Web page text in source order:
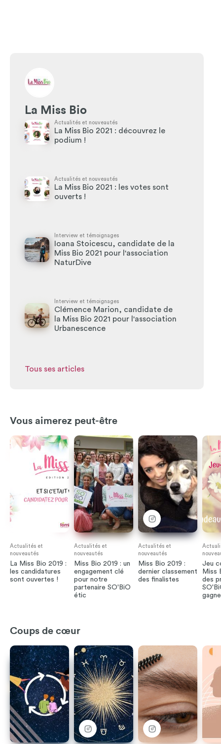
La Miss Bio
Actualités et nouveautés
La Miss Bio 2021 : découvrez le
podium !
Actualités et nouveautés
La Miss Bio 2021 : les votes sont
ouverts !
Interview et témoignages
Ioana Stoicescu, candidate de la
Miss Bio 2021 pour l'association
NaturDive
Interview et témoignages
Clémence Marion, candidate de
la Miss Bio 2021 pour l'association
Urbanescence
Tous ses articles
Vous aimerez peut-être
Actualités et
nouveautés
La Miss Bio 2019 :
les candidatures
sont ouvertes !
Actualités et
nouveautés
Miss Bio 2019 : un
engagement clé
pour notre
partenaire SO'BiO
étic
Actualités et
nouveautés
Miss Bio 2019 :
dernier classement
des finalistes
Jeu
Miss
des
Coups de cœur